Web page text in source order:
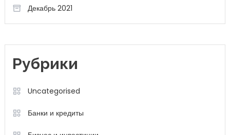
Декабрь 2021
Рубрики
Uncategorised
Банки и кредиты